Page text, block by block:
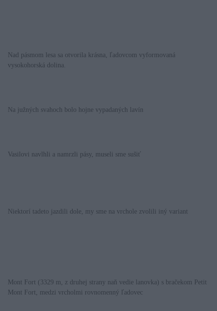
Nad pásmom lesa sa otvorila krásna, ľadovcom vyformovaná
vysokohorská dolina.
Na južných svahoch bolo hojne vypadaných lavín
Vasilovi navlhli a namrzli pásy, museli sme sušiť
Niektorí tadeto jazdili dole, my sme na vrchole zvolili iný variant
Mont Fort (3329 m, z druhej strany naň vedie lanovka) s bračekom Petit
Mont Fort, medzi vrcholmi rovnomenný ľadovec